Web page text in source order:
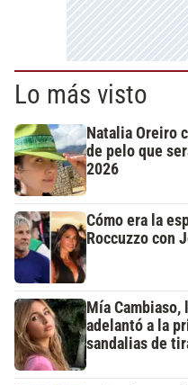
Lo más visto
Natalia Oreiro
de pelo que
2026
Cómo era la
Roccuzzo con
Mía Cambiaso,
adelantó a la
sandalias de